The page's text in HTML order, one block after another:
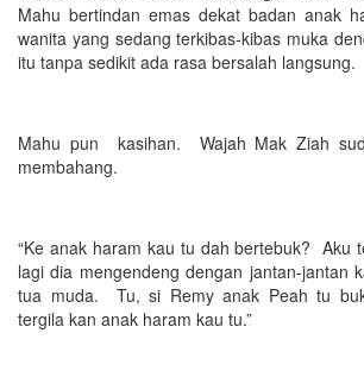
Mahu bertindan emas dekat badan anak
wanita yang sedang terkibas-kibas muka
itu tanpa sedikit ada rasa bersalah langsung.
Mahu pun kasihan. Wajah Mak Ziah
membahang.
“Ke anak haram kau tu dah bertebuk? Aku
lagi dia mengendeng dengan jantan-jantan
tua muda. Tu, si Remy anak Peah tu
tergila kan anak haram kau tu.”